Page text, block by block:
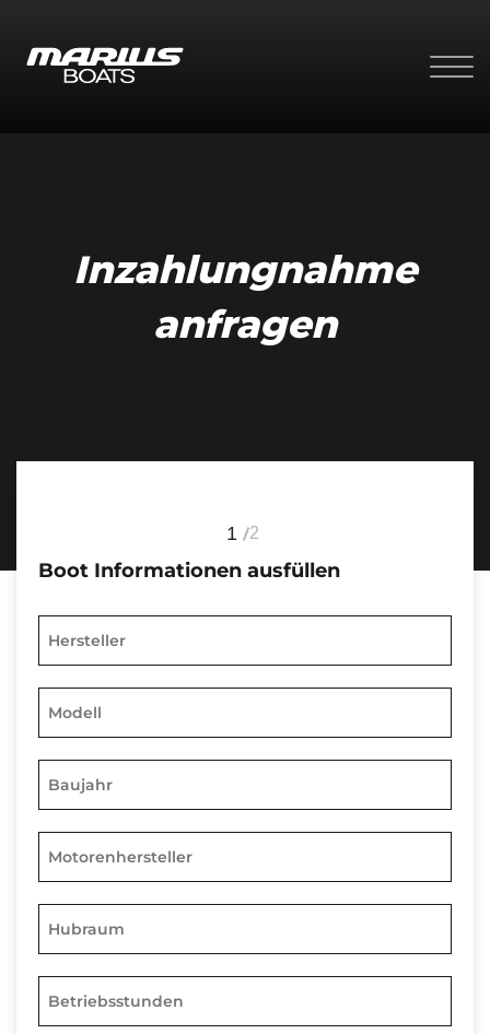
Inzahlungnahme
anfragen
1 2
Boot Informationen ausfüllen